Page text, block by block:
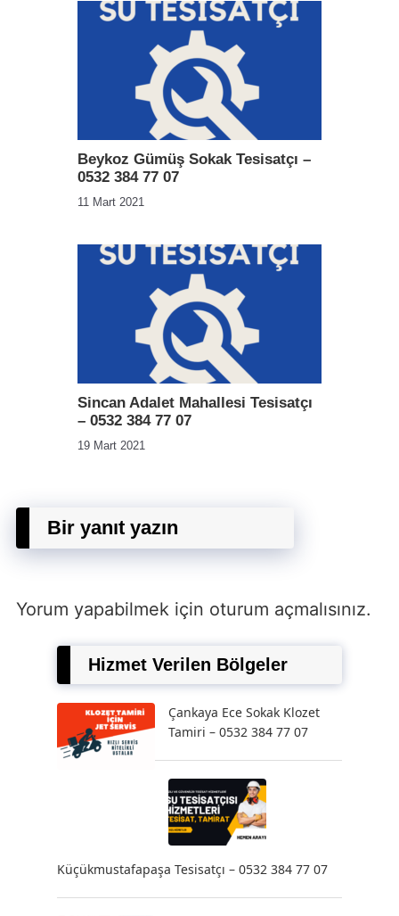
Beykoz Gümüş Sokak Tesisatçı –
0532 384 77 07
11 Mart 2021
Sincan Adalet Mahallesi Tesisatçı
– 0532 384 77 07
19 Mart 2021
Bir yanıt yazın
Yorum yapabilmek için oturum açmalısınız.
Hizmet Verilen Bölgeler
Çankaya Ece Sokak Klozet
Tamiri – 0532 384 77 07
Küçükmustafapaşa Tesisatçı – 0532 384 77 07